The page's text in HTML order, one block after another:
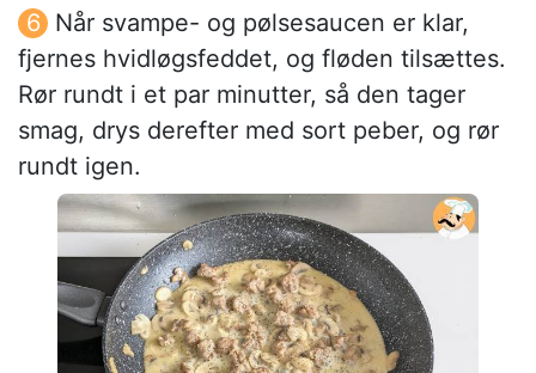
Når svampe- og pølsesaucen er klar,
fjernes hvidløgsfeddet, og fløden tilsættes.
Rør rundt i et par minutter, så den tager
smag, drys derefter med sort peber, og rør
rundt igen.